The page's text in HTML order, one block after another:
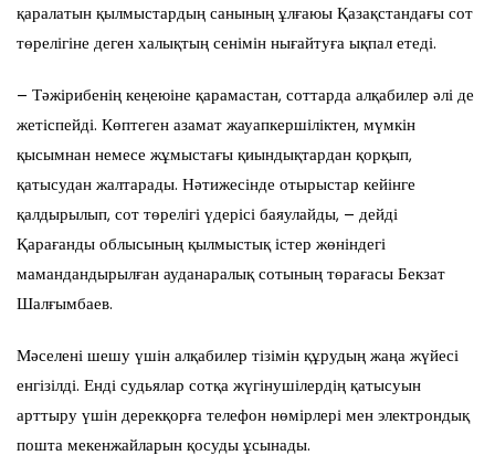
қаралатын қылмыстардың санының ұлғаюы Қазақстандағы сот
төрелігіне деген халықтың сенімін нығайтуға ықпал етеді.
– Тәжірибенің кеңеюіне қарамастан, соттарда алқабилер әлі де
жетіспейді. Көптеген азамат жауапкершіліктен, мүмкін
қысымнан немесе жұмыстағы қиындықтардан қорқып,
қатысудан жалтарады. Нәтижесінде отырыстар кейінге
қалдырылып, сот төрелігі үдерісі баяулайды, – дейді
Қарағанды облысының қылмыстық істер жөніндегі
мамандандырылған ауданаралық сотының төрағасы Бекзат
Шалғымбаев.
Мәселені шешу үшін алқабилер тізімін құрудың жаңа жүйесі
енгізілді. Енді судьялар сотқа жүгінушілердің қатысуын
арттыру үшін дерекқорға телефон нөмірлері мен электрондық
пошта мекенжайларын қосуды ұсынады.